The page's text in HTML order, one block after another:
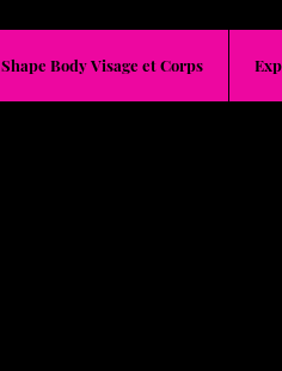
Shape Body Visage et Corps